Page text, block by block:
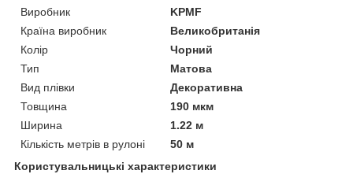
Виробник
KPMF
Країна виробник
Великобританія
Колір
Чорний
Тип
Матова
Вид плівки
Декоративна
Товщина
190 мкм
Ширина
1.22 м
Кількість метрів в рулоні
50 м
Користувальницькі характеристики